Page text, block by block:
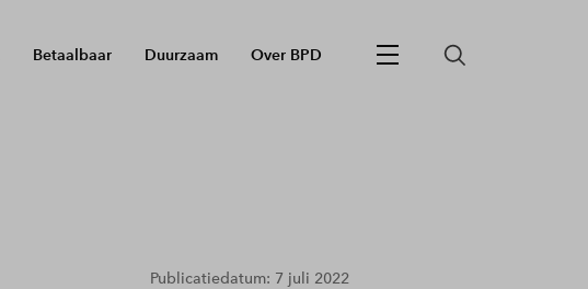
Betaalbaar Duurzaam Over BPD
Publicatiedatum: 7 juli 2022